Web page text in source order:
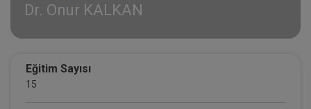
Dr. Onur KALKAN
Eğitim Sayısı
15